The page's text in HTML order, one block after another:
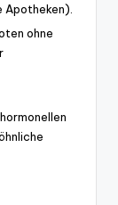
Apotheken).
ohne